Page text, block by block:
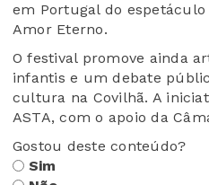
em Portugal do espetáculo
Amor Eterno.
O festival promove ainda
infantis e um debate
cultura na Covilhã. A
ASTA, com o apoio da
Gostou deste conteúdo?
Sim